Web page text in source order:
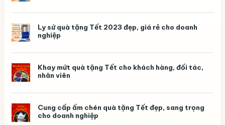
theo
Ly sứ quà tặng Tết 2023 đẹp, giá rẻ cho doanh
nghiệp
Khay mứt quà tặng Tết cho khách hàng, đối tác,
nhân viên
Cung cấp ấm chén quà tặng Tết đẹp, sang trọng
cho doanh nghiệp